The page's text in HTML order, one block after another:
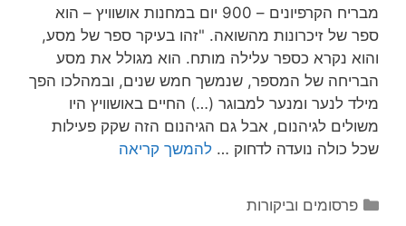
מבריח הקרפיונים – 900 יום במחנות אושוויץ – הוא
ספר של זיכרונות מהשואה. "זהו בעיקר ספר של מסע,
והוא נקרא כספר עלילה מותח. הוא מגולל את מסע
הבריחה של המספר, שנמשך חמש שנים, ובמהלכו הפך
מילד לנער ומנער למבוגר (…) החיים באושוויץ היו
משולים לגיהנום, אבל גם הגיהנום הזה שקק פעילות
שכל כולה נועדה לדחוק … להמשך קריאה
קטגוריות
פרסומים וביקורות